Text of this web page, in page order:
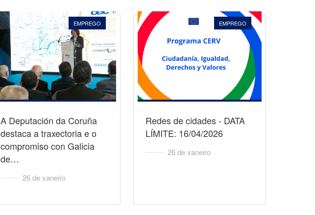
EMPREGO
A Deputación da Coruña
destaca a traxectoria e o
compromiso con Galicia
de…
26 de xaneiro
EMPREGO
Redes de cidades - DATA
LÍMITE: 16/04/2026
26 de xaneiro